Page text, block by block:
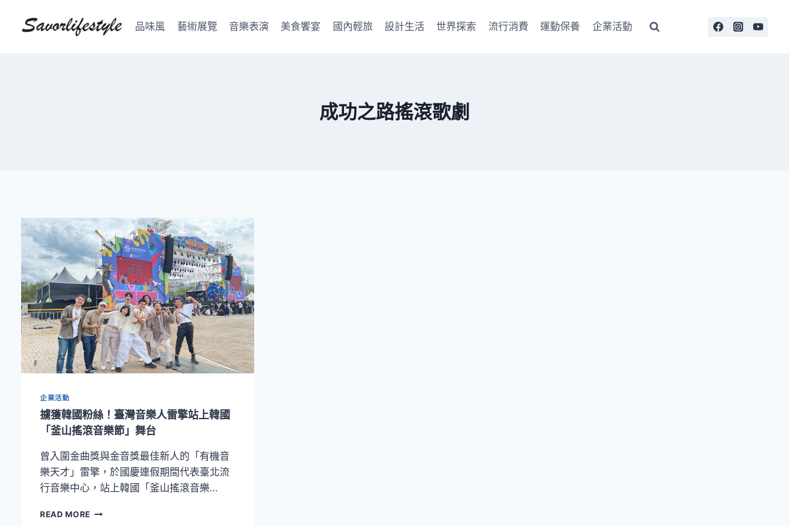
品味風 藝術展覽 音樂表演 美食饗宴 國內輕旅 設計生活 世界探索 流行消費 運動保養 企業活動
成功之路搖滾歌劇
企業活動
擄獲韓國粉絲！臺灣音樂人雷擎站上韓國
「釜山搖滾音樂節」舞台
曾入圍金曲獎與金音獎最佳新人的「有機音
樂天才」雷擎，於國慶連假期間代表臺北流
行音樂中心，站上韓國「釜山搖滾音樂…
READ MORE